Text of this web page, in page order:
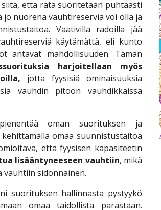
että rata suoritetaan puhtaasti
nuorena vauhtireserviä voi olla ja
Vaativilla radoilla jää
käytämättä, eli kunto
antavat mahdollisuuden. Tämän
harjoitellaan myös
jotta fyysisiä ominaisuuksia
vauhdin pitoon vauhdikkaissa
pienentää oman suorituksen ja
omaa suunnistustaitoa
että fyysisen kapasiteetin
lisääntyneeseen vauhtiin, mikä
sidonnainen.
suorituksen hallinnasta pystyykö
omaa taidollista parastaan.